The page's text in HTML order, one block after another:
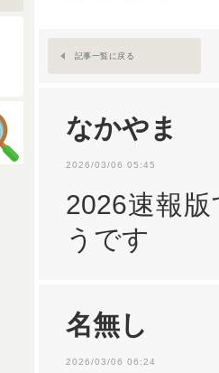
記事一覧に戻る
なかやま
2026/03/06 05:45
2026速報
うです
名無し
2026/03/06 06:24